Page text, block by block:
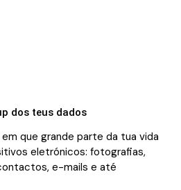
dos teus dados
que grande parte da tua vida
eletrónicos: fotografias,
e-mails e até